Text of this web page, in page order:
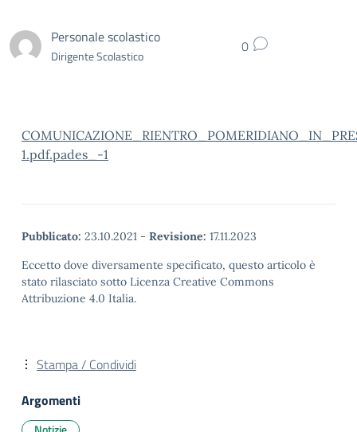
Personale scolastico
Dirigente Scolastico 0
1.pdf.pades_-1
Pubblicato: 23.10.2021 - Revisione: 17.11.2023
Eccetto dove diversamente specificato, questo articolo è
stato rilasciato sotto Licenza Creative Commons
Attribuzione 4.0 Italia.
Stampa / Condividi
Argomenti